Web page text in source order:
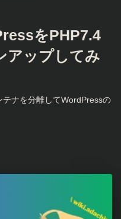
をPHP7.4
アップしてみ
ナを分離してWordPressの